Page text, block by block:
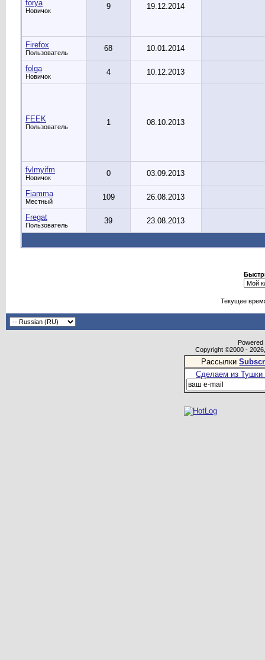
forya
Новичок 9 19.12.2014
Firefox
Пользователь 68 10.01.2014
folga
Новичок 4 10.12.2013
FEEK
Пользователь 1 08.10.2013
fvlmyifm
Новичок 0 03.09.2013
Fiamma
Местный 109 26.08.2013
Fregat
Пользователь 39 23.08.2013
Текущее
Copyright ©2000 -
Рассылки
Сделаем из Тушки